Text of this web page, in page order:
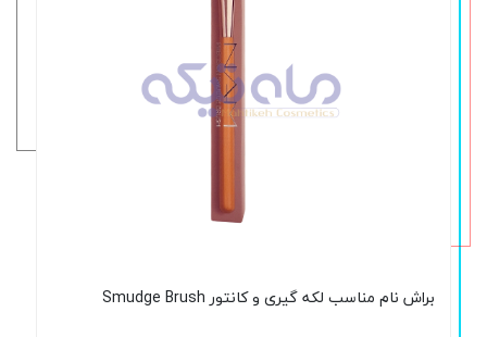
براش نام مناسب لکه گیری و کانتور Smudge Brush